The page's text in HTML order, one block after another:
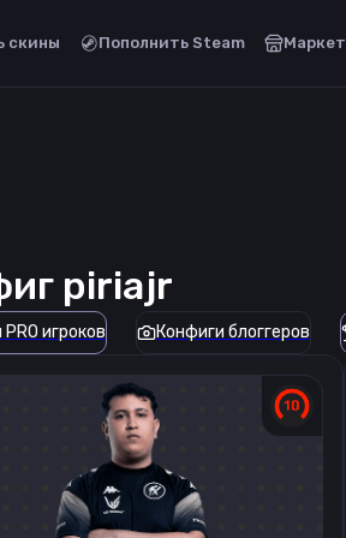
скины Пополнить Steam Маркет
piriajr
игроков Конфиги блоггеров